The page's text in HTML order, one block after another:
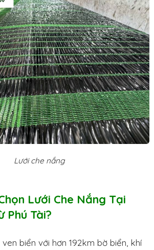
Lưới che nắng
Lưới Che Nắng Tại
Phú Tài?
biển với hơn 192km bờ biển, khí